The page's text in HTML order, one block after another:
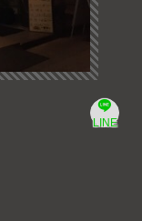
LINE